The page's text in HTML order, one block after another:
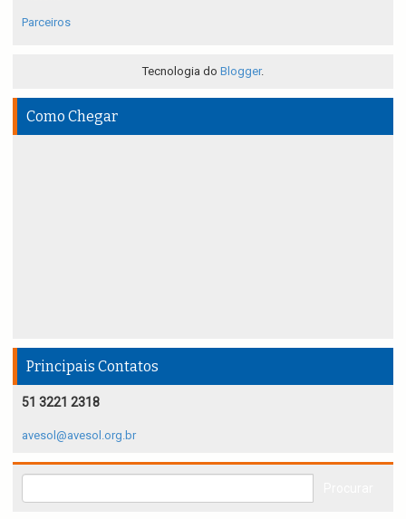
Parceiros
Tecnologia do Blogger.
Como Chegar
Principais Contatos
51 3221 2318
avesol@avesol.org.br